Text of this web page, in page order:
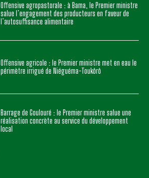
Offensive agropastorale : à Bama, le Premier ministre
salue l’engagement des producteurs en faveur de
l’autosuffisance alimentaire
Offensive agricole : le Premier ministre met en eau le
périmètre irrigué de Niéguéma-Toukôrô
Barrage de Goulouré : le Premier ministre salue une
réalisation concrète au service du développement
local